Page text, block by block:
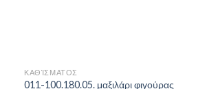
ΚΑΘΊΣΜΑΤΟΣ
011-100.180.05. μαξιλάρι φιγούρας